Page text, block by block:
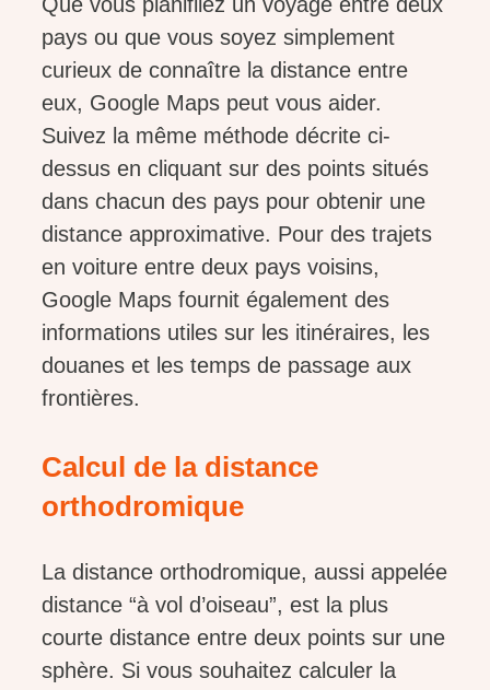
Que vous planifiiez un voyage entre deux
pays ou que vous soyez simplement
curieux de connaître la distance entre
eux, Google Maps peut vous aider.
Suivez la même méthode décrite ci-
dessus en cliquant sur des points situés
dans chacun des pays pour obtenir une
distance approximative. Pour des trajets
en voiture entre deux pays voisins,
Google Maps fournit également des
informations utiles sur les itinéraires, les
douanes et les temps de passage aux
frontières.
Calcul de la distance
orthodromique
La distance orthodromique, aussi appelée
distance “à vol d’oiseau”, est la plus
courte distance entre deux points sur une
sphère. Si vous souhaitez calculer la